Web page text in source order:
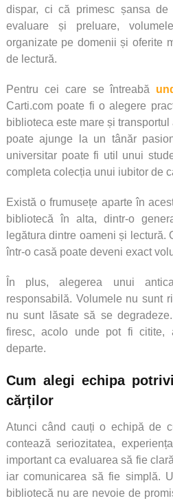
dispar, ci că primesc șansa
evaluare și preluare,
organizate pe domenii și oferite
de lectură.
Pentru cei care se întreabă
Carti.com poate fi o alegere
biblioteca este mare și
poate ajunge la un tânăr
universitar poate fi util unui
completa colecția unui iubitor de
Există o frumusețe aparte în
bibliotecă în alta, dintr-o
legătura dintre oameni și lectură.
într-o casă poate deveni exact
În plus, alegerea unui
responsabilă. Volumele nu sunt
nu sunt lăsate să se
firesc, acolo unde pot fi citite,
departe.
Cum alegi echipa
cărților
Atunci când cauți o echipă de
contează seriozitatea,
important ca evaluarea să fie
iar comunicarea să fie simplă.
bibliotecă nu are nevoie de